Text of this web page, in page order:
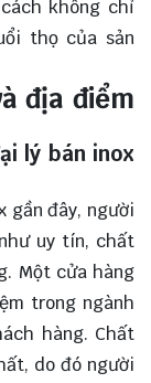
không chỉ
thọ của sản
địa điểm
lý bán inox
gần đây, người
uy tín, chất
Một cửa hàng
trong ngành
hàng. Chất
do đó người